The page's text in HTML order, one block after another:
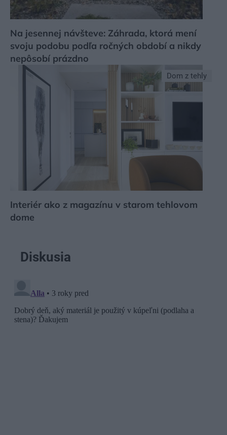
Na jesennej návšteve: Záhrada, ktorá mení
svoju podobu podľa ročných období a nikdy
nepôsobí prázdno
Dom z tehly
Interiér ako z magazínu v starom tehlovom
dome
Diskusia